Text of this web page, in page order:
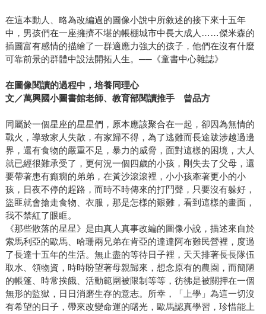
在這本動人、略為改編過的圖像小說中所敘述的接下來十五年
中，男孩們在一座擁擠不堪的帳棚城市中長大成人……傑米森的
插圖富有感情的描繪了一群適應力強大的孩子，他們在沒有什麼
可靠前景的群體中設法開拓人生。──《童書中心雜誌》
在圖像閱讀的過程中，培養同理心
文／萬興國小圖書館老師、教育部閱讀推手 曾品方
同屬於一個星座的星星們，原本應該聚合在一起，卻因為無情的
戰火，導致家人失散，有家歸不得，為了逃難而長途跋涉越過邊
界，還有食物的嚴重不足，暴力的威脅，面對這樣的困境，大人
就已經很難承受了，更何況一個四歲的小孩，剛失去了父母，還
要帶著患有癲癇的弟弟，在黃沙滾滾裡，小小孩牽著更小的小
孩，日夜不停的趕路，而時不時傳來的打鬥聲，只要沒有躲好，
盜匪就會搶走食物、衣服，那是怎樣的艱難，看到這樣的畫面，
我不禁紅了眼眶。
《那些散落的星星》是由真人真事改編的圖像小說，描述來自於
索馬利亞的歐馬、哈珊兩兄弟在肯亞的達達阿布難民營裡，度過
了長達十五年的生活。無止盡的等待日子裡，天天排著長長隊伍
取水、領物資，時時盼望著母親歸來，想念原有的農園，而簡陋
的帳篷、時常挨餓、活動範圍被限制等等，彷彿是被關押在一個
無形的監獄，日日消磨生存的意志。所幸，「上學」為這一切沒
有希望的日子，帶來改變命運的曙光，歐馬認真學習，珍惜能上